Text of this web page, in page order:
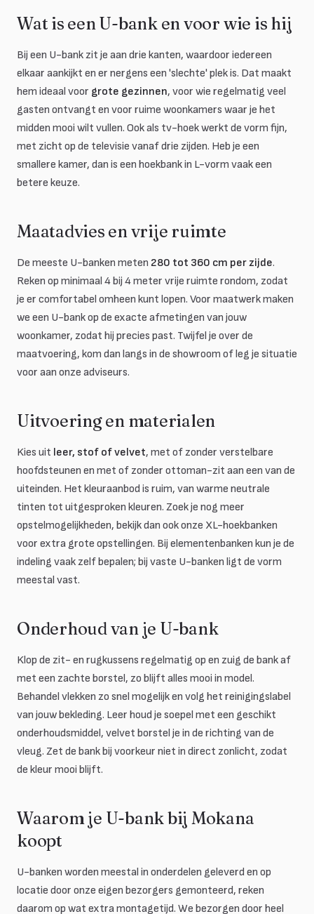
Wat is een U-bank en voor wie is hij
Bij een U-bank zit je aan drie kanten, waardoor iedereen
elkaar aankijkt en er nergens een 'slechte' plek is. Dat maakt
hem ideaal voor grote gezinnen, voor wie regelmatig veel
gasten ontvangt en voor ruime woonkamers waar je het
midden mooi wilt vullen. Ook als tv-hoek werkt de vorm fijn,
met zicht op de televisie vanaf drie zijden. Heb je een
smallere kamer, dan is een hoekbank in L-vorm vaak een
betere keuze.
Maatadvies en vrije ruimte
De meeste U-banken meten 280 tot 360 cm per zijde.
Reken op minimaal 4 bij 4 meter vrije ruimte rondom, zodat
je er comfortabel omheen kunt lopen. Voor maatwerk maken
we een U-bank op de exacte afmetingen van jouw
woonkamer, zodat hij precies past. Twijfel je over de
maatvoering, kom dan langs in de showroom of leg je situatie
voor aan onze adviseurs.
Uitvoering en materialen
Kies uit leer, stof of velvet, met of zonder verstelbare
hoofdsteunen en met of zonder ottoman-zit aan een van de
uiteinden. Het kleuraanbod is ruim, van warme neutrale
tinten tot uitgesproken kleuren. Zoek je nog meer
opstelmogelijkheden, bekijk dan ook onze XL-hoekbanken
voor extra grote opstellingen. Bij elementenbanken kun je de
indeling vaak zelf bepalen; bij vaste U-banken ligt de vorm
meestal vast.
Onderhoud van je U-bank
Klop de zit- en rugkussens regelmatig op en zuig de bank af
met een zachte borstel, zo blijft alles mooi in model.
Behandel vlekken zo snel mogelijk en volg het reinigingslabel
van jouw bekleding. Leer houd je soepel met een geschikt
onderhoudsmiddel, velvet borstel je in de richting van de
vleug. Zet de bank bij voorkeur niet in direct zonlicht, zodat
de kleur mooi blijft.
Waarom je U-bank bij Mokana
koopt
U-banken worden meestal in onderdelen geleverd en op
locatie door onze eigen bezorgers gemonteerd, reken
daarom op wat extra montagetijd. We bezorgen door heel